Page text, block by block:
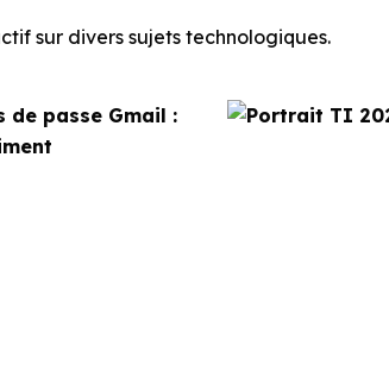
sur divers sujets technologiques.